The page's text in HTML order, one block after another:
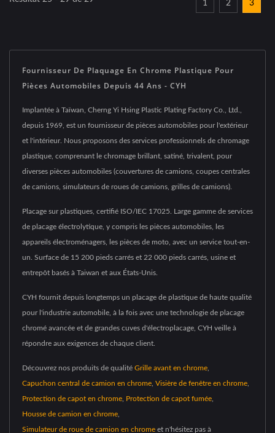
1 2 3
Fournisseur De Plaquage En Chrome Plastique Pour
Pièces Automobiles Depuis 44 Ans - CYH
Implantée à Taïwan, Cherng Yi Hsing Plastic Plating Factory Co., Ltd.,
depuis 1969, est un fournisseur de pièces automobiles pour l'extérieur
et l'intérieur. Nous proposons des services professionnels de chromage
plastique, comprenant le chromage brillant, satiné, trivalent, pour
diverses pièces automobiles (couvertures de camions, coupes centrales
de camions, simulateurs de roues de camions, grilles de camions).
Placage sur plastiques, certifié ISO/IEC 17025. Large gamme de services
de placage électrolytique, y compris les pièces automobiles, les
appareils électroménagers, les pièces de moto, avec un service tout-en-
un. Surface de 15 200 pieds carrés et 22 000 pieds carrés, usine et
entrepôt basés à Taiwan et aux États-Unis.
CYH fournit depuis longtemps un placage de plastique de haute qualité
pour l'industrie automobile, à la fois avec une technologie de placage
chromé avancée et de grandes cuves d'électroplacage, CYH veille à
répondre aux exigences de chaque client.
Découvrez nos produits de qualité Grille avant en chrome
Capuchon central de camion en chrome Visière de fenêtre en chrome
Protection de capot en chrome Protection de capot fumée
Housse de camion en chrome
Simulateur de roue de camion en chrome et n'hésitez pas à